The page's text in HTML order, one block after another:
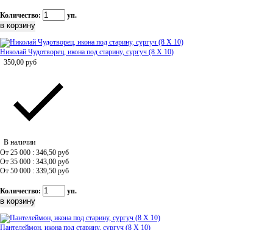
Количество: уп.
Николай Чудотворец, икона под старину, сургуч (8 Х 10)
350,00 руб
В наличии
От 25 000 : 346,50 руб
От 35 000 : 343,00 руб
От 50 000 : 339,50 руб
Количество: уп.
Пантелеймон, икона под старину, сургуч (8 Х 10)